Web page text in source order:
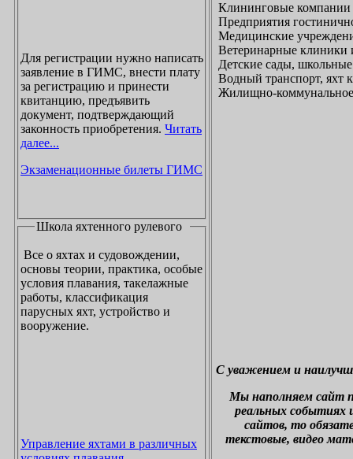
Для регистрации нужно написать
заявление в ГИМС, внести плату
за регистрацию и принести
квитанцию, предъявить
документ, подтверждающий
законность приобретения. Читать
далее...
Экзаменационные билеты ГИМС
Школа яхтенного рулевого
Все о яхтах и судовождении,
основы теории, практика, особые
условия плавания, такелажные
работы, классификация
парусных яхт, устройство и
вооружение.
Управление яхтами в различных
Клининговые компании
Предприятия
Медицинские
Ветеринарные клиники
Детские сады,
Водный транспорт,
Жилищно-коммунальное
С уважением и
Мы наполняем сайт
реальных событиях
сайтов, то
текстовые, видео